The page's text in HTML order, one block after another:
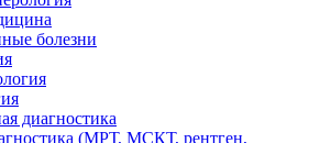
болезни
диагностика
(МРТ, МСКТ, рентген,